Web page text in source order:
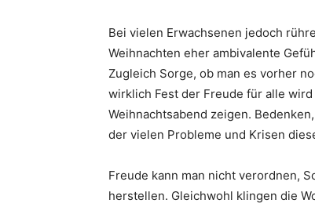
Bei vielen Erwachsenen jedoch
Weihnachten eher ambivalente
Zugleich Sorge, ob man es vorher
wirklich Fest der Freude für alle
Weihnachtsabend zeigen.
der vielen Probleme und Krisen
Freude kann man nicht verordnen,
herstellen. Gleichwohl klingen die